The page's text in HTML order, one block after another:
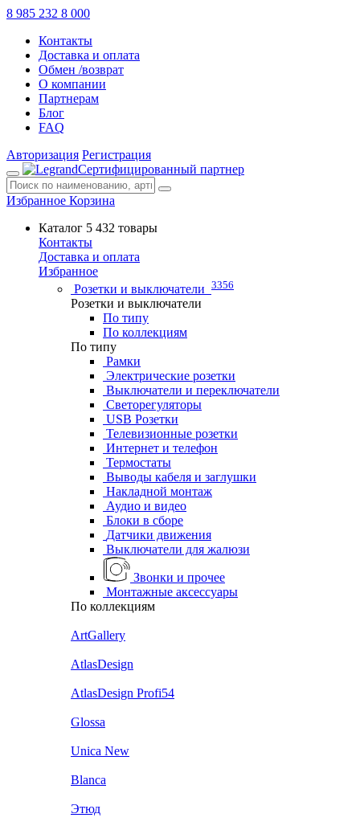
8 985 232 8 000
Контакты
Доставка и оплата
Обмен /возврат
О компании
Партнерам
Блог
FAQ
Авторизация Регистрация
Сертифицированный партнер
Избранное Корзина
Каталог 5 432 товары
Контакты
Доставка и оплата
Избранное
Розетки и выключатели 3356
Розетки и выключатели
По типу
По коллекциям
По типу
Рамки
Электрические розетки
Выключатели и переключатели
Светорегуляторы
USB Розетки
Телевизионные розетки
Интернет и телефон
Термостаты
Выводы кабеля и заглушки
Накладной монтаж
Аудио и видео
Блоки в сборе
Датчики движения
Выключатели для жалюзи
Звонки и прочее
Монтажные аксессуары
По коллекциям
ArtGallery
AtlasDesign
AtlasDesign Profi54
Glossa
Unica New
Blanca
Этюд